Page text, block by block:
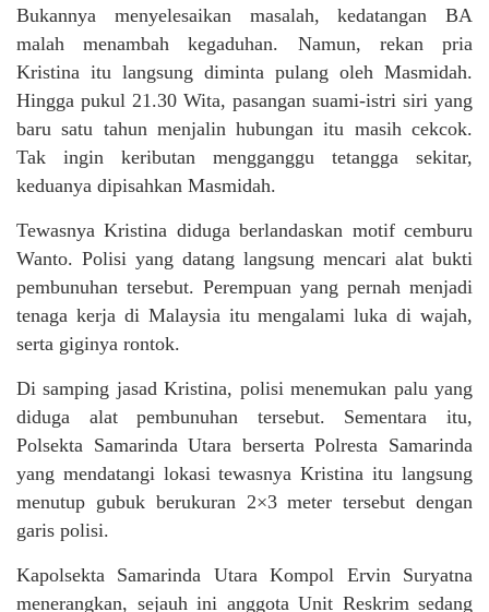
Bukannya menyelesaikan masalah, kedatangan BA
malah menambah kegaduhan. Namun, rekan pria
Kristina itu langsung diminta pulang oleh Masmidah.
Hingga pukul 21.30 Wita, pasangan suami-istri siri yang
baru satu tahun menjalin hubungan itu masih cekcok.
Tak ingin keributan mengganggu tetangga sekitar,
keduanya dipisahkan Masmidah.
Tewasnya Kristina diduga berlandaskan motif cemburu
Wanto. Polisi yang datang langsung mencari alat bukti
pembunuhan tersebut. Perempuan yang pernah menjadi
tenaga kerja di Malaysia itu mengalami luka di wajah,
serta giginya rontok.
Di samping jasad Kristina, polisi menemukan palu yang
diduga alat pembunuhan tersebut. Sementara itu,
Polsekta Samarinda Utara berserta Polresta Samarinda
yang mendatangi lokasi tewasnya Kristina itu langsung
menutup gubuk berukuran 2×3 meter tersebut dengan
garis polisi.
Kapolsekta Samarinda Utara Kompol Ervin Suryatna
menerangkan, sejauh ini anggota Unit Reskrim sedang